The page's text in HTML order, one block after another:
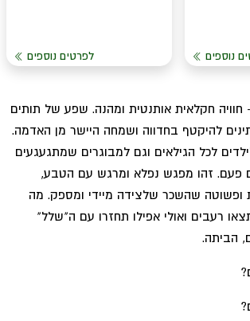
נוספים לפרטים נוספים
חקלאית אותנטית ומהנה. שפע של תותים
להיקטף בחדווה ושמחה היישר מן האדמה.
לכל הגילאים וגם למבוגרים שמתגעגעים
פעם. זהו מפגש נפלא ומרגש עם הטבע,
ופשוטה שהשכר שלצידה מיידי ומספק. מה
רעבים ואולי אפילו תחזרו עם ה"שלל"
הביתה.